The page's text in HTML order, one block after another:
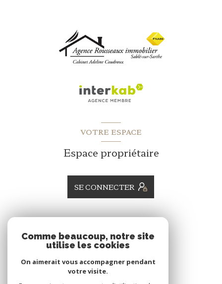
VOTRE ESPACE
Espace propriétaire
SE CONNECTER
Nous adhérons
Comme beaucoup, notre site
utilise les cookies
On aimerait vous accompagner pendant
votre visite.